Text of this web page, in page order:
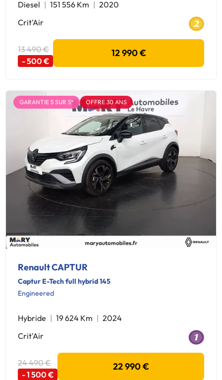
Diesel 151 556 Km
2020
Crit'Air
13 490 €
- 500 €
12 990 €
GARANTIE 5 SUR 5* OFFRE 30 ANS
Renault CAPTUR
Captur E-Tech full hybrid 145
Engineered
Hybride 19 624 Km
2024
Crit'Air
24 490 €
- 1 500 €
22 990 €